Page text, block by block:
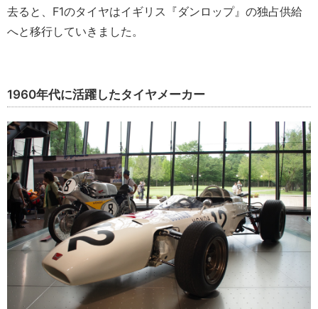
去ると、F1のタイヤはイギリス『ダンロップ』の独占供給
へと移行していきました。
1960年代に活躍したタイヤメーカー